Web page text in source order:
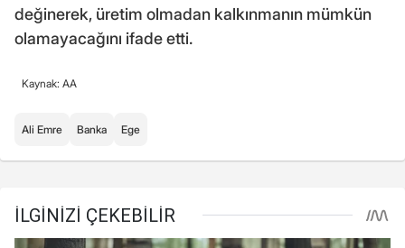
değinerek, üretim olmadan kalkınmanın mümkün
olamayacağını ifade etti.
Kaynak: AA
Ali Emre Banka Ege